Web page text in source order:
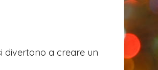
divertono a creare un